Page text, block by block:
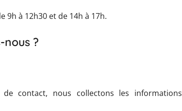
9h à 12h30 et de 14h à 17h.
nous ?
contact, nous collectons les informations